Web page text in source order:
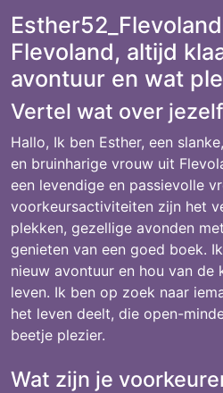
Flevoland, altijd
avontuur en wat
Vertel wat over jezelf
Hallo, Ik ben Esther, een
en bruinharige vrouw uit
een levendige en passievolle
voorkeursactiviteiten zijn het
plekken, gezellige avonden
genieten van een goed boek.
nieuw avontuur en hou van de
leven. Ik ben op zoek naar
het leven deelt, die open-
beetje plezier.
Wat zijn je